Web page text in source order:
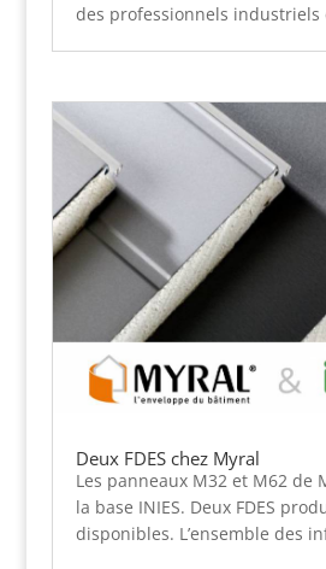
des professionnels industriels
Deux FDES chez Myral
Les panneaux M32 et M62 de
la base INIES. Deux FDES
disponibles. L’ensemble des